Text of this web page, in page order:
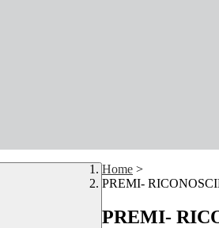
Home >
PREMI-
PREMI-